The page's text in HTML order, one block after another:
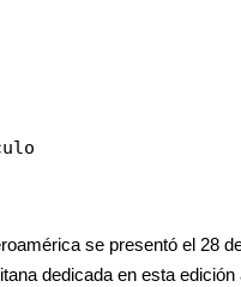
se presentó el 28
dedicada en esta